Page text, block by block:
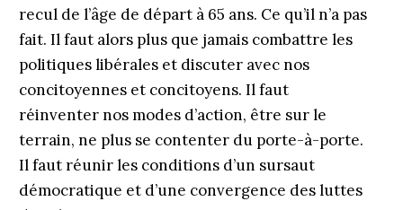
recul de l’âge de départ à 65 ans. Ce qu’il n’a pas
fait. Il faut alors plus que jamais combattre les
politiques libérales et discuter avec nos
concitoyennes et concitoyens. Il faut
réinventer nos modes d’action, être sur le
terrain, ne plus se contenter du porte-à-porte.
Il faut réunir les conditions d’un sursaut
démocratique et d’une convergence des luttes